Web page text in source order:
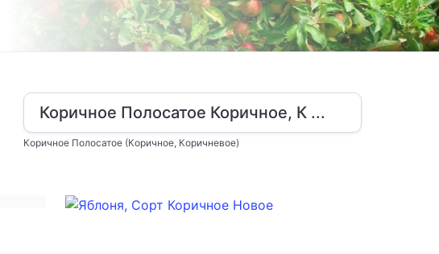
Коричное Полосатое Коричное, К ...
Коричное Полосатое (Коричное, Коричневое)